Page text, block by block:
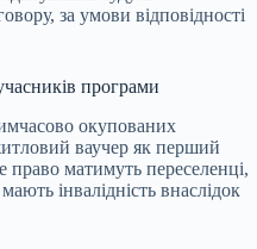
за умови відповідності
програми
окупованих
ваучер як перший
матимуть переселенці,
інвалідність внаслідок